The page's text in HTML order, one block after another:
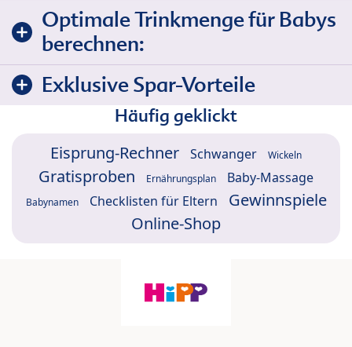
Optimale Trinkmenge für Babys
berechnen:
Exklusive Spar-Vorteile
Häufig geklickt
Eisprung-Rechner Schwanger Wickeln
Gratisproben Ernährungsplan Baby-Massage
Babynamen Checklisten für Eltern
Gewinnspiele
Online-Shop